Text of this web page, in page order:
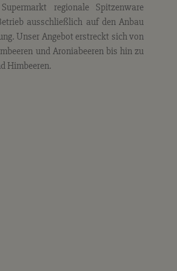
regionale Spitzenware
ausschließlich auf den Anbau
Unser Angebot erstreckt sich von
und Aroniabeeren bis hin zu
Himbeeren.